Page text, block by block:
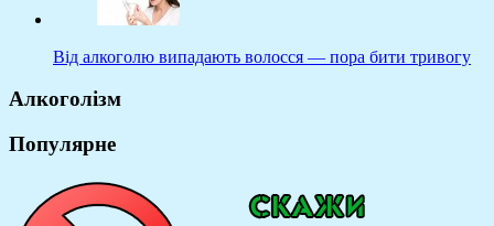
Від алкоголю випадають волосся — пора бити тривогу
Алкоголізм
Популярне